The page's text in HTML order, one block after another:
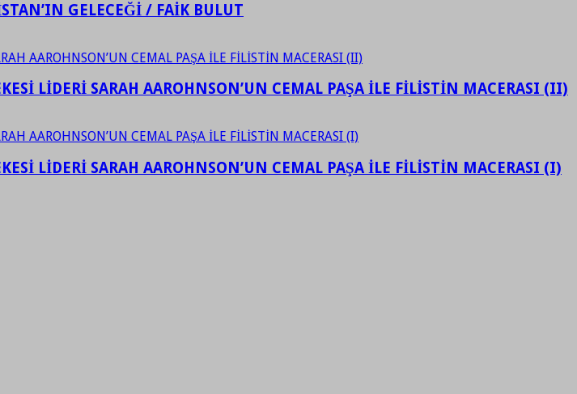
GELECEĞİ / FAİK BULUT
LİDERİ SARAH AAROHNSON’UN CEMAL PAŞA İLE FİLİSTİN MACERASI (II)
LİDERİ SARAH AAROHNSON’UN CEMAL PAŞA İLE FİLİSTİN MACERASI (I)